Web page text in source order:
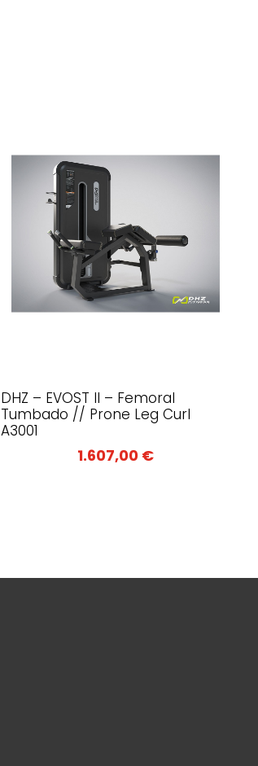
DHZ – EVOST II – Femoral
Tumbado // Prone Leg Curl
A3001
1.607,00 €